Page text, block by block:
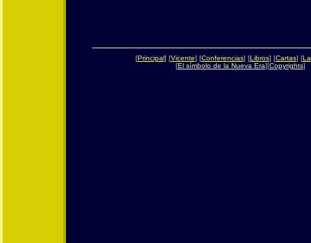
[Principal] [Vicente] [Conferencias] [Libros] [Cartas] [
[El símbolo de la Nueva Era][Copyrights]